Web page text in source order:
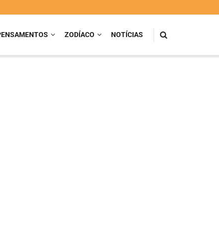
ZODÍACO NOTÍCIAS